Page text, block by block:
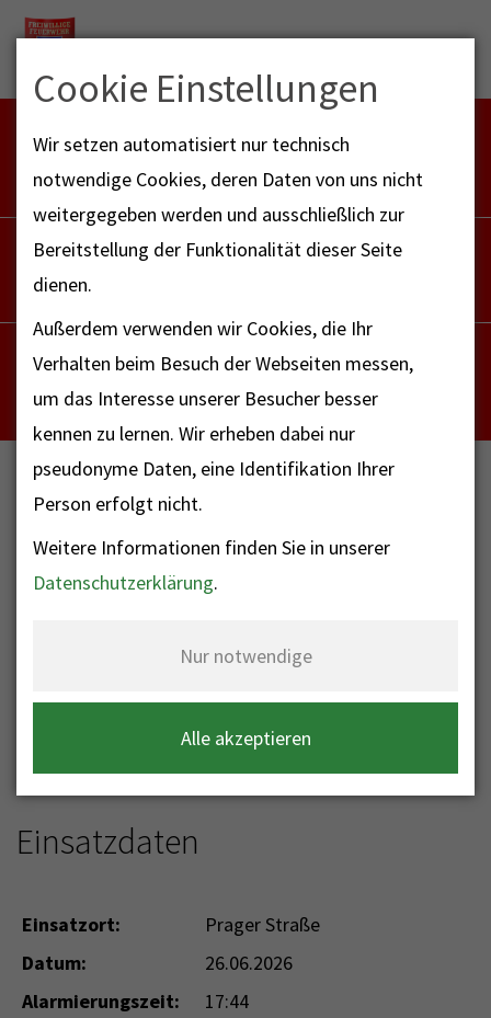
Menu
FEUERWEHR NOTFALL-RETTUNGSDIENST
112
POLIZEI
NOTRUF - FAX FÜR HÖRBEHINDERTE
112
Nr. 172 -
Wohnungsöffnung bei
akuter Gefahr
Einsatzkategorie: Technische Hilfeleistung
Einsatzart: THL P eingeschlossen -
Wohnung/Fahrzeug öffnen akut
Einsatzdaten
Einsatzort:
Prager Straße
Datum:
26.06.2026
Alarmierungszeit:
17:44
Cookie Einstellungen
Wir setzen automatisiert nur technisch
notwendige Cookies, deren Daten von uns nicht
weitergegeben werden und ausschließlich zur
Bereitstellung der Funktionalität dieser Seite
dienen.
Außerdem verwenden wir Cookies, die Ihr
Verhalten beim Besuch der Webseiten messen,
um das Interesse unserer Besucher besser
kennen zu lernen. Wir erheben dabei nur
pseudonyme Daten, eine Identifikation Ihrer
Person erfolgt nicht.
Weitere Informationen finden Sie in unserer
Datenschutzerklärung.
Nur notwendige
Alle akzeptieren